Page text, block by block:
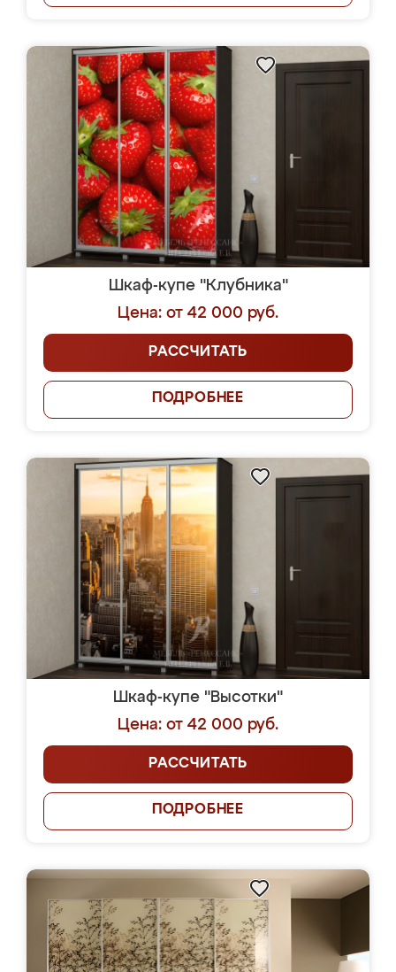
Шкаф-купе "Клубника"
Цена: от 42 000 руб.
РАССЧИТАТЬ
ПОДРОБНЕЕ
Шкаф-купе "Высотки"
Цена: от 42 000 руб.
РАССЧИТАТЬ
ПОДРОБНЕЕ